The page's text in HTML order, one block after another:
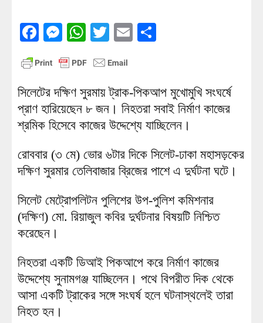
Facebook
Messenger
WhatsApp
TwitterEmail
সিলেটের দক্ষিণ সুরমায় ট্রাক-পিকআপ মুখোমুখি সংঘর্ষে
প্রাণ হারিয়েছেন ৮ জন। নিহতরা সবাই নির্মাণ কাজের
শ্রমিক হিসেবে কাজের উদ্দেশ্যে যাচ্ছিলেন।
রোববার (৩ মে) ভোর ৬টার দিকে সিলেট-ঢাকা মহাসড়কের
দক্ষিণ সুরমার তেলিবাজার ব্রিজের পাশে এ দুর্ঘটনা ঘটে।
সিলেট মেট্রোপলিটন পুলিশের উপ-পুলিশ কমিশনার
(দক্ষিণ) মো. রিয়াজুল কবির দুর্ঘটনার বিষয়টি নিশ্চিত
করেছেন।
নিহতরা একটি ডিআই পিকআপে করে নির্মাণ কাজের
উদ্দেশ্যে সুনামগঞ্জ যাচ্ছিলেন। পথে বিপরীত দিক থেকে
আসা একটি ট্রাকের সঙ্গে সংঘর্ষ হলে ঘটনাস্থলেই তারা
নিহত হন।